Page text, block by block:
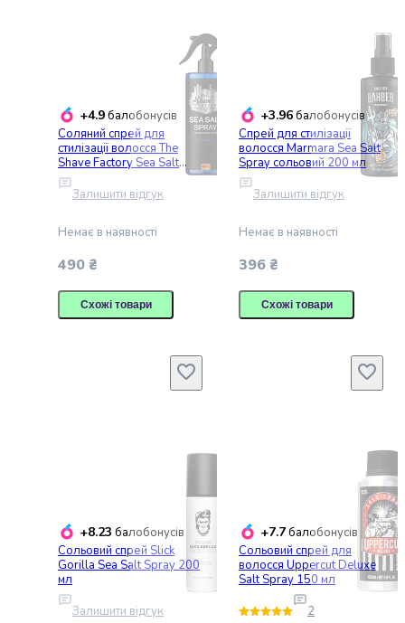
Замінники
молока
Ласощі
для
котів
Протипаразитарні
засоби
котів
бліх
для
котів
Засоби
лікування
котів
Вітаміни
котів
+4.9балобонусів
Соляний спрей для
стилізації волосся The
Shave Factory Sea Salt
Spray 400 мл
Залишити відгук
Немає в наявності
490 ₴
Схожі товари
+3.96балобонусів
Спрей для стилізації
волосся Marmara Sea Salt
Spray сольовий 200 мл
Залишити відгук
Немає в наявності
396 ₴
Схожі товари
+8.23 балобонусів
Сольовий спрей Slick
Gorilla Sea Salt Spray 200
мл
Залишити відгук
+7.7балобонусів
Сольовий спрей для
волосся Uppercut Deluxe
Salt Spray 150 мл
2